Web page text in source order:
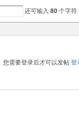
还可输入 80个字符
您需要登录后才可以发帖 登